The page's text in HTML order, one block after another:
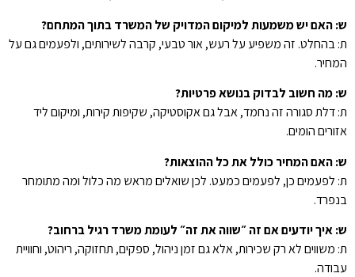
ש: האם יש משמעות למיקום המדויק של המשרד בתוך המתחם?
ת: בהחלט. זה משפיע על רעש, אור טבעי, קרבה לשירותים, ולפעמים גם על
המחיר.
ש: מה חשוב לבדוק בנושא פרטיות?
ת: דלת סגורה זה נחמד, אבל גם אקוסטיקה, שקיפות קירות, ומיקום ליד
אזורים הומים.
ש: האם המחיר כולל את כל ההוצאות?
ת: לפעמים כן, לפעמים כמעט. לכן שואלים מראש מה כלול ומה מתומחר
בנפרד.
ש: איך יודעים אם זה ״שווה את זה״ לעומת משרד רגיל ברחוב?
ת: משווים לא רק שכירות, אלא גם זמן ניהול, ספקים, תחזוקה, ריהוט, וחוויית
עבודה.